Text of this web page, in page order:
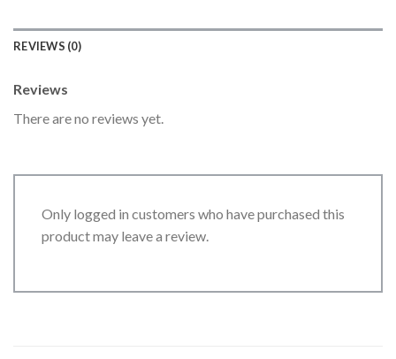
REVIEWS (0)
Reviews
There are no reviews yet.
Only logged in customers who have purchased this
product may leave a review.